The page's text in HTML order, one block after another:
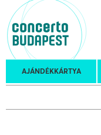
AJÁNDÉKKÁRTYA
Koncertnaptár
turnék